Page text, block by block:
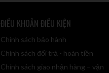
ĐIỀU KHOẢN ĐIỀU KIỆN
Chính sách bảo hành
Chính sách đổi trả - hoàn tiền
Chính sách giao nhận hàng – vận